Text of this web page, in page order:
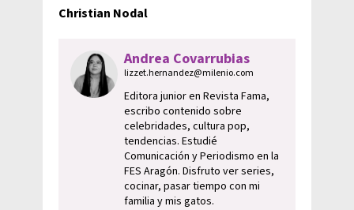
Christian Nodal
Andrea Covarrubias
lizzet.hernandez@milenio.com
Editora junior en Revista Fama,
escribo contenido sobre
celebridades, cultura pop,
tendencias. Estudié
Comunicación y Periodismo en la
FES Aragón. Disfruto ver series,
cocinar, pasar tiempo con mi
familia y mis gatos.